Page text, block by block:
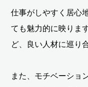
仕事がしやすく居心
ても魅力的に映りま
ど、良い人材に巡り
また、モチベーショ